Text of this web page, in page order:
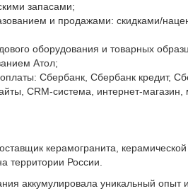
запасами;
и продажами: скидками/
оборудования и товарных
Атол;
Сбербанк, Сбербанк кредит,
CRM-система, интернет-магазин,
керамогранита, керамической
территории России.
аккумулировала уникальный опыт